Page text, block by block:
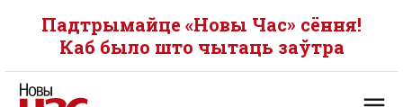
Падтрымайце «Новы Час» сёння!
Каб было што чытаць заўтра